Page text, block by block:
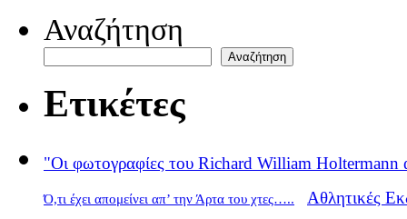
Αναζήτηση
Αναζήτηση
Ετικέτες
"Οι φωτογραφίες του Richard William Holtermann
Ό,τι έχει απομείνει απ’ την Άρτα του χτες….. Αθλητικές